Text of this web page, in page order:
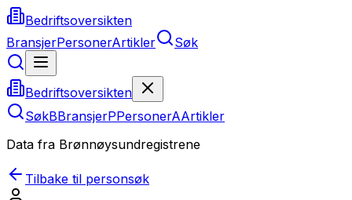
Bedriftsoversikten
BransjerPersonerArtikler Søk
Bedriftsoversikten
SøkBBransjerPPersonerAArtikler
Data fra Brønnøysundregistrene
Tilbake til personsøk